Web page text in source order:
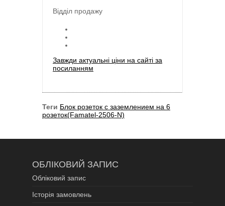
Відділ продажу
Завжди актуальні ціни на сайті за
посиланням
Теги Блок розеток с заземлением на 6
розеток(Famatel-2506-N)
ОБЛІКОВИЙ ЗАПИС
Обліковий запис
Історія замовлень